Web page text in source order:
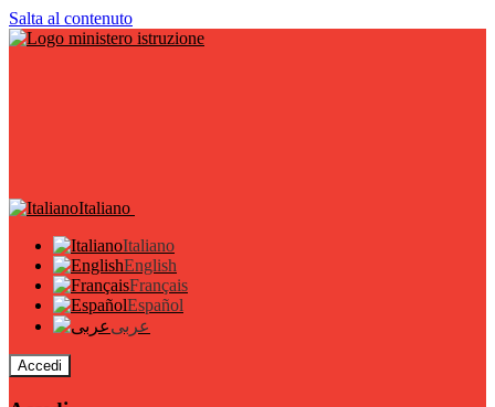
Salta al contenuto
Italiano
Italiano
English
Français
Español
عربى
Accedi